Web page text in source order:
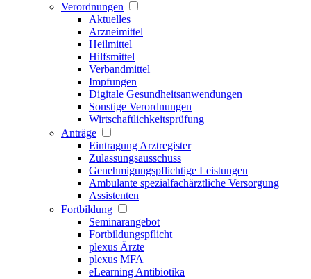
Verordnungen
Aktuelles
Arzneimittel
Heilmittel
Hilfsmittel
Verbandmittel
Impfungen
Digitale Gesundheitsanwendungen
Sonstige Verordnungen
Wirtschaftlichkeitsprüfung
Anträge
Eintragung Arztregister
Zulassungsausschuss
Genehmigungspflichtige Leistungen
Ambulante spezialfachärztliche Versorgung
Assistenten
Fortbildung
Seminarangebot
Fortbildungspflicht
plexus Ärzte
plexus MFA
eLearning Antibiotika